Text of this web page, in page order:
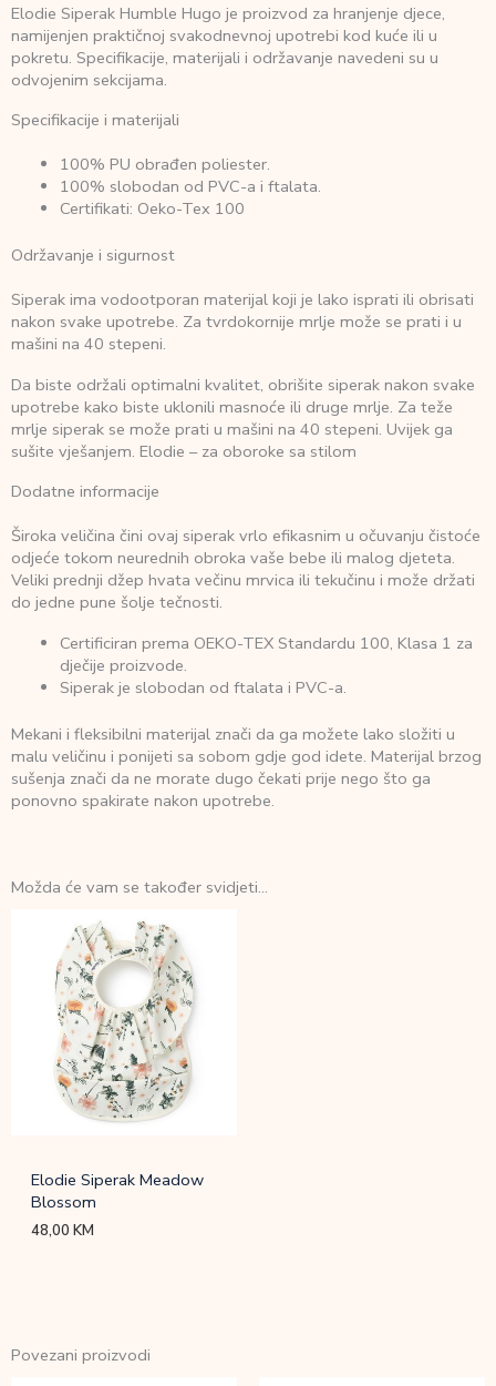
Elodie Siperak Humble Hugo je proizvod za hranjenje djece,
namijenjen praktičnoj svakodnevnoj upotrebi kod kuće ili u
pokretu. Specifikacije, materijali i održavanje navedeni su u
odvojenim sekcijama.
Specifikacije i materijali
100% PU obrađen poliester.
100% slobodan od PVC-a i ftalata.
Certifikati: Oeko-Tex 100
Održavanje i sigurnost
Siperak ima vodootporan materijal koji je lako isprati ili obrisati
nakon svake upotrebe. Za tvrdokornije mrlje može se prati i u
mašini na 40 stepeni.
Da biste održali optimalni kvalitet, obrišite siperak nakon svake
upotrebe kako biste uklonili masnoće ili druge mrlje. Za teže
mrlje siperak se može prati u mašini na 40 stepeni. Uvijek ga
sušite vješanjem. Elodie – za oboroke sa stilom
Dodatne informacije
Široka veličina čini ovaj siperak vrlo efikasnim u očuvanju čistoće
odjeće tokom neurednih obroka vaše bebe ili malog djeteta.
Veliki prednji džep hvata večinu mrvica ili tekučinu i može držati
do jedne pune šolje tečnosti.
Certificiran prema OEKO-TEX Standardu 100, Klasa 1 za
dječije proizvode.
Siperak je slobodan od ftalata i PVC-a.
Mekani i fleksibilni materijal znači da ga možete lako složiti u
malu veličinu i ponijeti sa sobom gdje god idete. Materijal brzog
sušenja znači da ne morate dugo čekati prije nego što ga
ponovno spakirate nakon upotrebe.
Možda će vam se također svidjeti…
Elodie Siperak Meadow
Blossom
48,00KM
Povezani proizvodi